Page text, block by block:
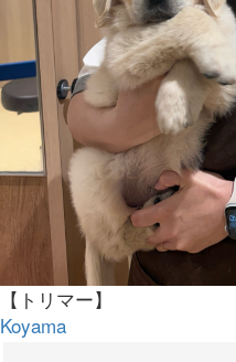
【トリマー】
Koyama